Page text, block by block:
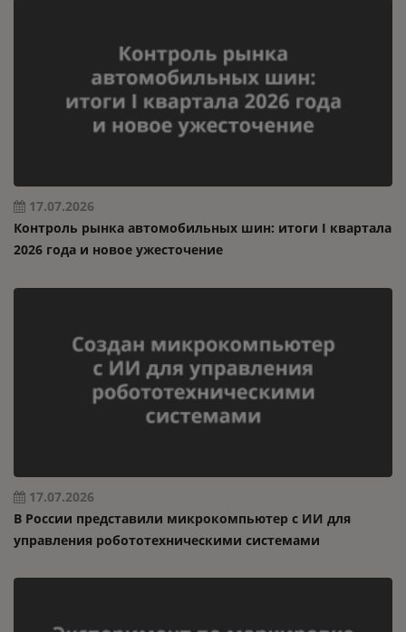
17.07.2026
Контроль рынка автомобильных шин: итоги I квартала
2026 года и новое ужесточение
17.07.2026
В России представили микрокомпьютер с ИИ для
управления робототехническими системами